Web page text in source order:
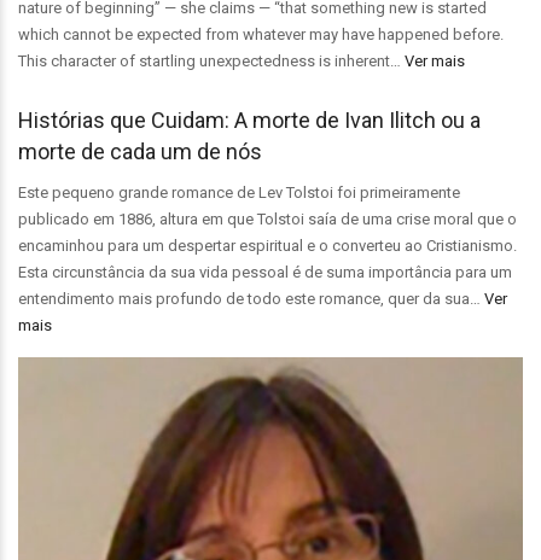
nature of beginning” — she claims — “that something new is started
which cannot be expected from whatever may have happened before.
This character of startling unexpectedness is inherent… Ver mais
Histórias que Cuidam: A morte de Ivan Ilitch ou a
morte de cada um de nós
Este pequeno grande romance de Lev Tolstoi foi primeiramente
publicado em 1886, altura em que Tolstoi saía de uma crise moral que o
encaminhou para um despertar espiritual e o converteu ao Cristianismo.
Esta circunstância da sua vida pessoal é de suma importância para um
entendimento mais profundo de todo este romance, quer da sua… Ver
mais